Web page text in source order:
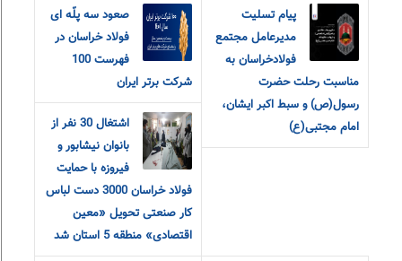
پیام‌ ‌تسلیت
مدیرعامل مجتمع
فولاد‌خراسان به
مناسبت رحلت حضرت
رسول(ص) و سبط اکبر ایشان،
امام مجتبی(ع)
صعود سه پلّه ای
فولاد خراسان در
فهرست 100
شرکت برتر ایران
اشتغال 30 نفر از
بانوان نیشابور و
فیروزه با حمایت
فولاد خراسان 3000 دست لباس
کار صنعتی تحویل «معین
اقتصادی» منطقه 5 استان شد